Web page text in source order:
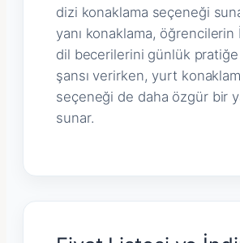
dizi konaklama seçeneği
yanı konaklama, öğrencilerin
dil becerilerini günlük
şansı verirken, yurt
seçeneği de daha özgür bir
sunar.